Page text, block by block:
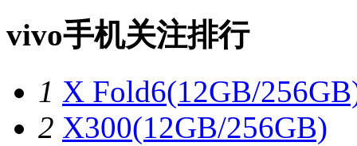
vivo手机关注排行
1 X Fold6(12GB/
2 X300(12GB/256GB)